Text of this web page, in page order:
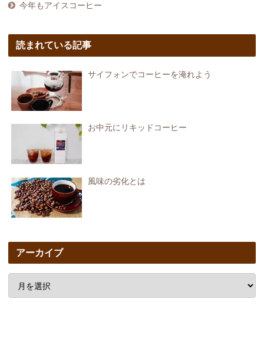
今年もアイスコーヒー
読まれている記事
サイフォンでコーヒーを淹れよう
お中元にリキッドコーヒー
風味の劣化とは
アーカイブ